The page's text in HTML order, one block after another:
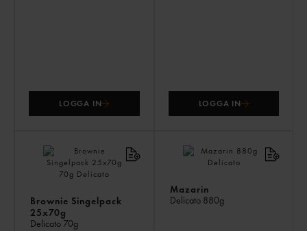
LOGGA IN LOGGA IN
Brownie Singelpack
25x70g
Delicato 70g
Mazarin
Delicato 880g